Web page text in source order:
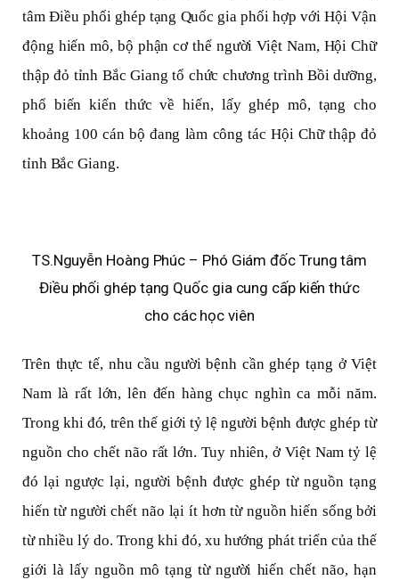
tâm Điều phối ghép tạng Quốc gia phối hợp với Hội Vận
động hiến mô, bộ phận cơ thể người Việt Nam, Hội Chữ
thập đỏ tỉnh Bắc Giang tổ chức chương trình Bồi dưỡng,
phổ biến kiến thức về hiến, lấy ghép mô, tạng cho
khoảng 100 cán bộ đang làm công tác Hội Chữ thập đỏ
tỉnh Bắc Giang.
TS.Nguyễn Hoàng Phúc – Phó Giám đốc Trung tâm
Điều phối ghép tạng Quốc gia cung cấp kiến thức
cho các học viên
Trên thực tế, nhu cầu người bệnh cần ghép tạng ở Việt
Nam là rất lớn, lên đến hàng chục nghìn ca mỗi năm.
Trong khi đó, trên thế giới tỷ lệ người bệnh được ghép từ
nguồn cho chết não rất lớn. Tuy nhiên, ở Việt Nam tỷ lệ
đó lại ngược lại, người bệnh được ghép từ nguồn tạng
hiến từ người chết não lại ít hơn từ nguồn hiến sống bởi
từ nhiều lý do. Trong khi đó, xu hướng phát triển của thế
giới là lấy nguồn mô tạng từ người hiến chết não, hạn